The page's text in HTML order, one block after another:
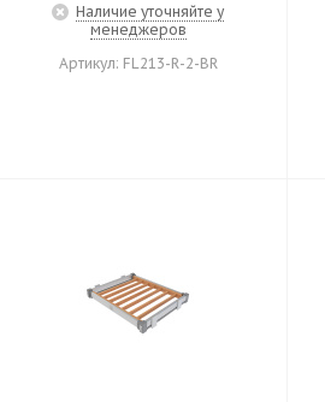
Наличие уточняйте у
менеджеров
Артикул: FL213-R-2-BR